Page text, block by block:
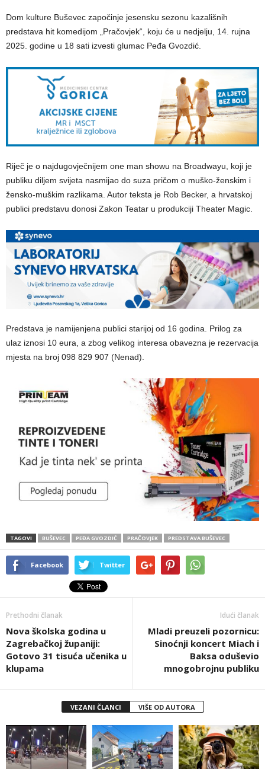
Dom kulture Buševec započinje jesensku sezonu kazališnih
predstava hit komedijom „Pračovjek“, koju će u nedjelju, 14. rujna
2025. godine u 18 sati izvesti glumac Peđa Gvozdić.
Riječ je o najdugovječnijem one man showu na Broadwayu, koji je
publiku diljem svijeta nasmijao do suza pričom o muško-ženskim i
žensko-muškim razlikama. Autor teksta je Rob Becker, a hrvatskoj
publici predstavu donosi Zakon Teatar u produkciji Theater Magic.
Predstava je namijenjena publici starijoj od 16 godina. Prilog za
ulaz iznosi 10 eura, a zbog velikog interesa obavezna je rezervacija
mjesta na broj 098 829 907 (Nenad).
TAGOVI BUŠEVEC PEĐA GVOZDIĆ PRAČOVJEK PREDSTAVA BUŠEVEC
Facebook Twitter
Prethodni članak
Nova školska godina u
Zagrebačkoj županiji:
Gotovo 31 tisuća učenika u
klupama
Idući članak
Mladi preuzeli pozornicu:
Sinoćnji koncert Miach i
Baksa oduševio
mnogobrojnu publiku
VEZANI ČLANCI VIŠE OD AUTORA